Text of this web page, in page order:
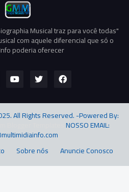
Musical traz para você todas
com aquele diferencial que só o
poderia oferecer.
All Rights Reserved. -Powered By:
NOSSO EMAIL:
Anuncie Conosco
Sobre nós